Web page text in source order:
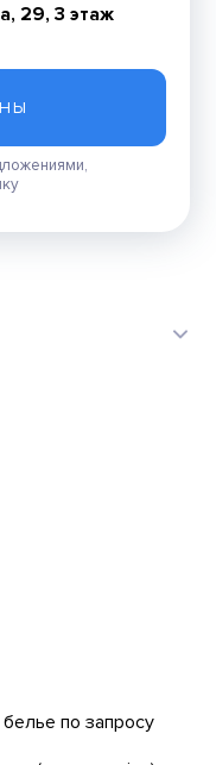
29, 3 этаж
по запросу